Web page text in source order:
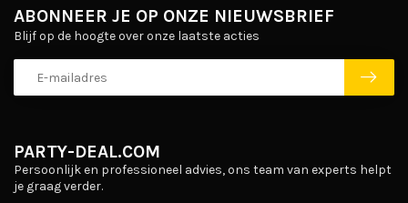
PARTY-DEAL.COM
Persoonlijk en professioneel advies, ons team van experts helpt
je graag verder.
ABONNEER JE OP ONZE NIEUWSBRIEF
Blijf op de hoogte over onze laatste acties